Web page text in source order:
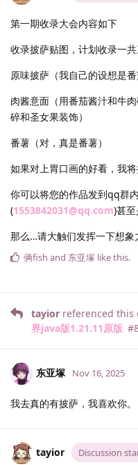
第一期收录大会内容如下
收录披萨贴图，计划收录一共
原味披萨（我自己的设想是番
肉酱意面（用番茄酱汁和牛
碎和圣女果装饰）
番薯（对，真是番薯）
如果对上胃口画的好看，我将
你可以将您的作品发到qq群
(1553842031@qq.com)甚至
那么…请大触们发挥一下想象
俩fish and 东亚塚 like this.
tayior referenced this
界java版1.21.11原版 #
东亚塚 Nov 16, 2025
我去真的有披萨，我喜欢你。
tayior Discussion